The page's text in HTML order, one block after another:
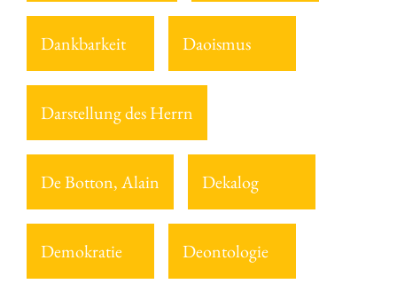
Dankbarkeit Daoismus
Darstellung des Herrn
De Botton, Alain Dekalog
Demokratie Deontologie